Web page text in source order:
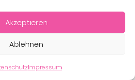
Akzeptieren
Ablehnen
Impressum
Steiermark gGmbH - Alle